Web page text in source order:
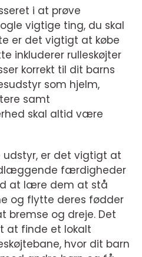
i at prøve
vigtige ting, du skal
er det vigtigt at købe
inkluderer rulleskøjter
korrekt til dit barns
som hjelm,
samt
skal altid være
er det vigtigt at
færdigheder
at lære dem at stå
og flytte deres fødder
bremse og dreje. Det
at finde et lokalt
hvor dit barn